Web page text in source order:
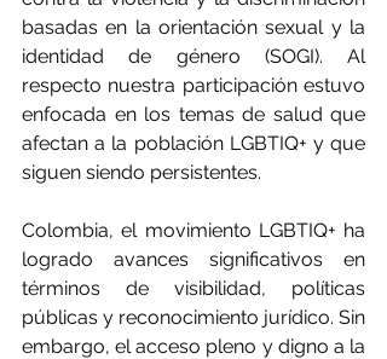
basadas en la orientación sexual y la
identidad de género (SOGI). Al
respecto nuestra participación estuvo
enfocada en los temas de salud que
afectan a la población LGBTIQ+ y que
siguen siendo persistentes.
Colombia, el movimiento LGBTIQ+ ha
logrado avances significativos en
términos de visibilidad, políticas
públicas y reconocimiento jurídico. Sin
embargo, el acceso pleno y digno a la